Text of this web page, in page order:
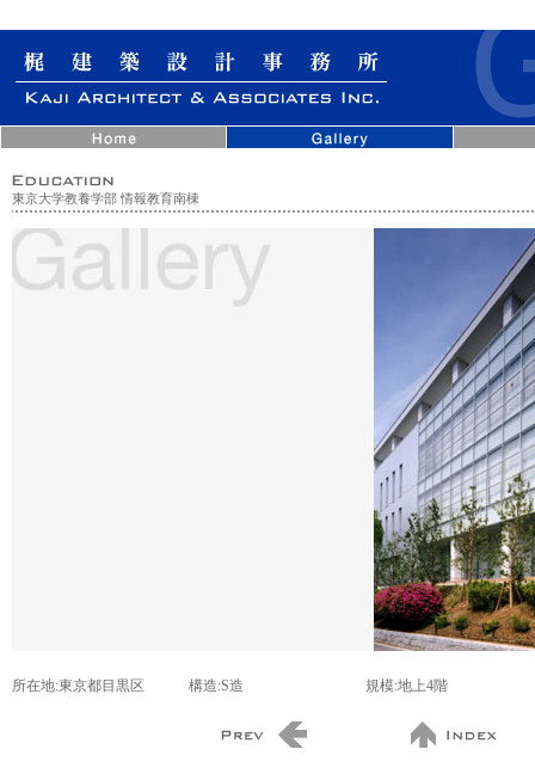
東京大学教養学部 情報教育南棟
所在地:東京都目黒区 構造:S造 規模:地上4階